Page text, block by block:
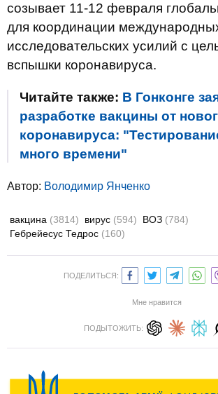
созывает 11-12 февраля
для координации
исследовательских усилий с
вспышки коронавируса.
Читайте также: В Гонконге
разработке вакцины от
коронавируса:
много времени"
Автор: Володимир Янченко
вакцина (3814) вирус (594) ВОЗ (784)
Гебрейесус Тедрос (160)
ПОДЕЛИТЬСЯ:
Мне нравится
ПОДЫТОЖИТЬ: